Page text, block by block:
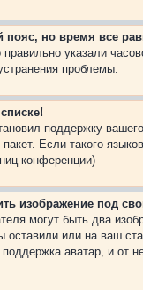
пояс, но время все
указали
проблемы.
поддержку
Если такого
конференции)
изображение под
могут быть два
оставили или на ваш
аватар, и от